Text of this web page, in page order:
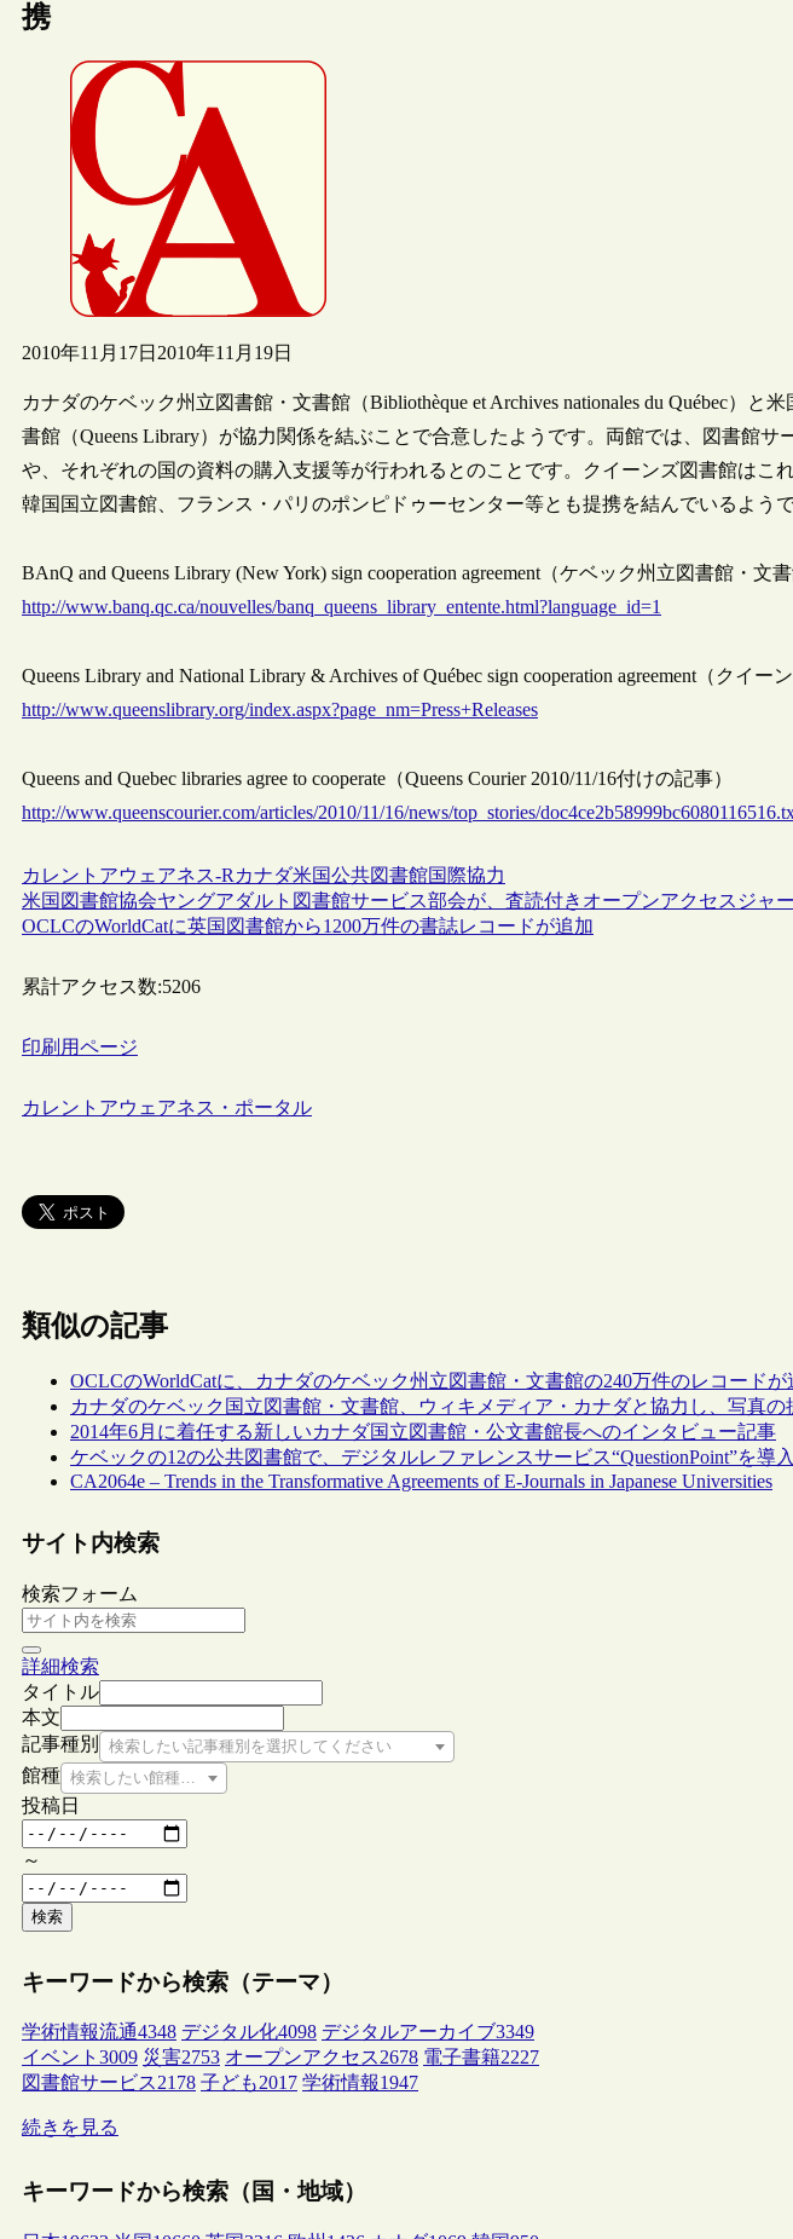
携
2010年11月17日 2010年11月19日
カナダのケベック州立図書館・文書館（Bibliothèque et Archives nationales du Québec）と
書館（Queens Library）が協力関係を結ぶことで合意したようです。両館では、図書館サ
や、それぞれの国の資料の購入支援等が行われるとのことです。クイーンズ図書館はこ
韓国国立図書館、フランス・パリのポンピドゥーセンター等とも提携を結んでいるようで
BAnQ and Queens Library (New York) sign cooperation agreement（ケベック州立図書館・文
http://www.banq.qc.ca/nouvelles/banq_queens_library_entente.html?language_id=1
Queens Library and National Library & Archives of Québec sign cooperation agreement（クイ
http://www.queenslibrary.org/index.aspx?page_nm=Press+Releases
Queens and Quebec libraries agree to cooperate（Queens Courier 2010/11/16付けの記事）
http://www.queenscourier.com/articles/2010/11/16/news/top_stories/
カレントアウェアネス-R カナダ米国公共図書館国際協力
米国図書館協会ヤングアダルト図書館サービス部会が、査読付きオープンアクセスジャ
OCLCのWorldCatに英国図書館から1200万件の書誌レコードが追加
累計アクセス数:5206
印刷用ページ
カレントアウェアネス・ポータル
類似の記事
OCLCのWorldCatに、カナダのケベック州立図書館・文書館の240万件のレコードが
カナダのケベック国立図書館・文書館、ウィキメディア・カナダと協力し、写真の
2014年6月に着任する新しいカナダ国立図書館・公文書館長へのインタビュー記事
ケベックの12の公共図書館で、デジタルレファレンスサービス“QuestionPoint”を導入
CA2064e – Trends in the Transformative Agreements of E-Journals in Japanese Universities
サイト内検索
検索フォーム
詳細検索
タイトル
本文
記事種別
検索したい記事種別を選択してください
館種 検索したい館種を選択してください
投稿日
～
検索
キーワードから検索（テーマ）
学術情報流通4348 デジタル化4098 デジタルアーカイブ3349
イベント 3009 災害2753 オープンアクセス2678 電子書籍2227
図書館サービス2178 子ども2017 学術情報1947
続きを見る
キーワードから検索（国・地域）